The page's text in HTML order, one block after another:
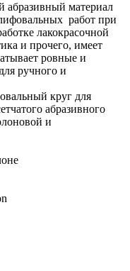
материал
работ при
лакокрасочной
и прочего, имеет
ровные и
ручного и
круг для
абразивного
и